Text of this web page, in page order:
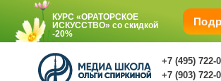
КУРС «ОРАТОРСКОЕ
ИСКУССТВО» со скидкой
-20%
+7 (495) 722-
+7 (903) 722-